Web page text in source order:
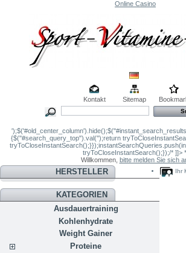
Online Casino
Kontakt Sitemap
{$("#search_query_top").val('');return
tryToCloseInstantSearch();});/* ]]>
Willkommen, bitte melden Sie sich
Ihr
HERSTELLER
KATEGORIEN
Ausdauertraining
Kohlenhydrate
Weight Gainer
Proteine